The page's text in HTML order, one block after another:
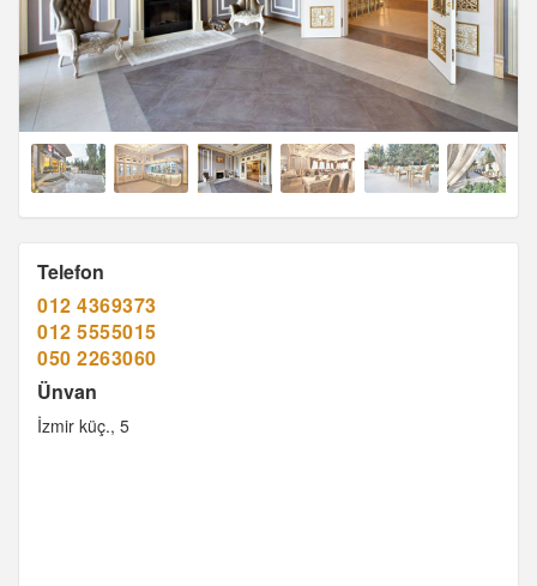
Telefon
012 4369373
012 5555015
050 2263060
Ünvan
İzmir küç., 5